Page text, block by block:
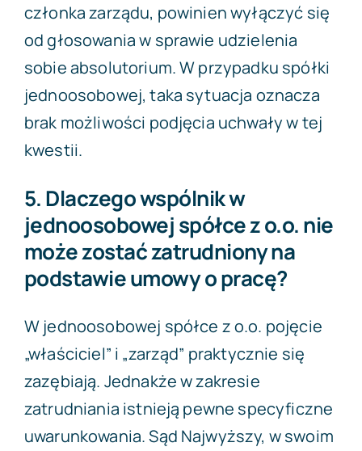
członka zarządu, powinien wyłączyć się
od głosowania w sprawie udzielenia
sobie absolutorium. W przypadku spółki
jednoosobowej, taka sytuacja oznacza
brak możliwości podjęcia uchwały w tej
kwestii.
5. Dlaczego wspólnik w
jednoosobowej spółce z o.o. nie
może zostać zatrudniony na
podstawie umowy o pracę?
W jednoosobowej spółce z o.o. pojęcie
„właściciel” i „zarząd” praktycznie się
zazębiają. Jednakże w zakresie
zatrudniania istnieją pewne specyficzne
uwarunkowania. Sąd Najwyższy, w swoim